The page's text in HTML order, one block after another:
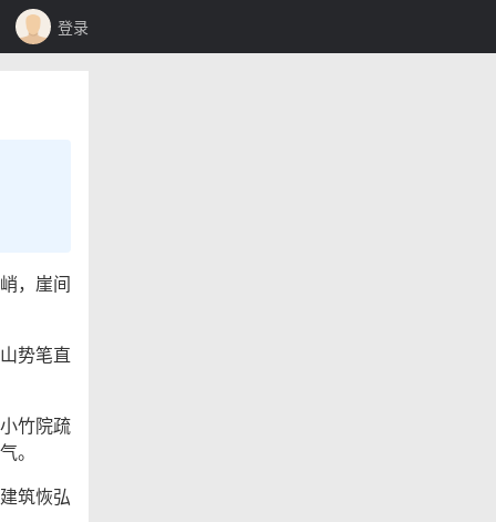
登录
，崖间
势笔直
竹院疏
。
筑恢弘